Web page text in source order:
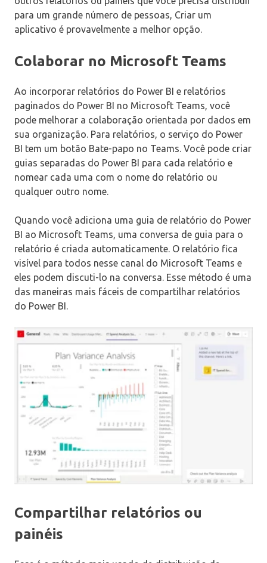
para um grande número de pessoas, Criar um
aplicativo é provavelmente a melhor opção.
Colaborar no Microsoft Teams
Ao incorporar relatórios do Power BI e relatórios
paginados do Power BI no Microsoft Teams, você
pode melhorar a colaboração orientada por dados em
sua organização. Para relatórios, o serviço do Power
BI tem um botão Bate-papo no Teams. Você pode criar
guias separadas do Power BI para cada relatório e
nomear cada uma com o nome do relatório ou
qualquer outro nome.
Quando você adiciona uma guia de relatório do Power
BI ao Microsoft Teams, uma conversa de guia para o
relatório é criada automaticamente. O relatório fica
visível para todos nesse canal do Microsoft Teams e
eles podem discuti-lo na conversa. Esse método é uma
das maneiras mais fáceis de compartilhar relatórios
do Power BI.
Compartilhar relatórios ou
painéis